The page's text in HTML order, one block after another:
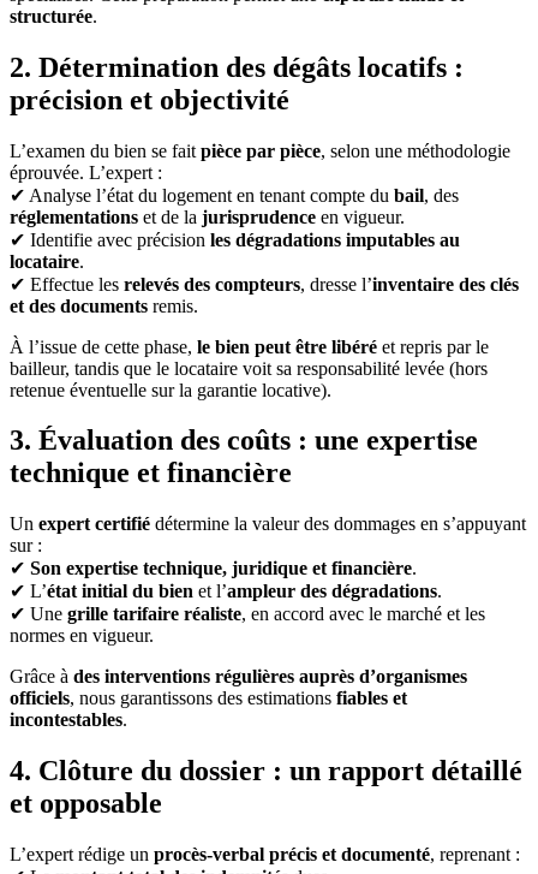
structurée.
2. Détermination des dégâts locatifs :
précision et objectivité
L’examen du bien se fait pièce par pièce, selon une méthodologie
éprouvée. L’expert :
✔ Analyse l’état du logement en tenant compte du bail, des
réglementations et de la jurisprudence en vigueur.
✔ Identifie avec précision les dégradations imputables au
locataire.
✔ Effectue les relevés des compteurs, dresse l’inventaire des clés
et des documents remis.
À l’issue de cette phase, le bien peut être libéré et repris par le
bailleur, tandis que le locataire voit sa responsabilité levée (hors
retenue éventuelle sur la garantie locative).
3. Évaluation des coûts : une expertise
technique et financière
Un expert certifié détermine la valeur des dommages en s’appuyant
sur :
✔ Son expertise technique, juridique et financière.
✔ L’état initial du bien et l’ampleur des dégradations.
✔ Une grille tarifaire réaliste, en accord avec le marché et les
normes en vigueur.
Grâce à des interventions régulières auprès d’organismes
officiels, nous garantissons des estimations fiables et
incontestables.
4. Clôture du dossier : un rapport détaillé
et opposable
L’expert rédige un procès-verbal précis et documenté, reprenant :